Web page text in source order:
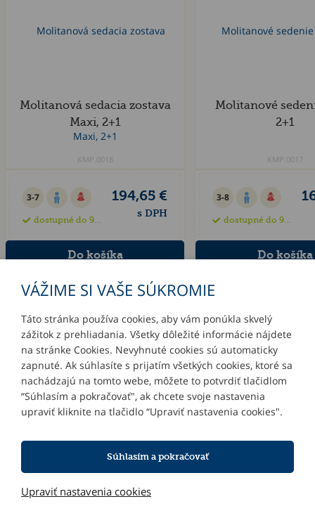
Molitanová sedacia zostava
Maxi, 2+1
KMP.0018
3-7
dostupné do 90 dní
194,65 €
s DPH
Molitanové
2+1
KMP.0017
3-8
dostupné do 90 dní
INFORMÁCIE
MÔJ ÚČET
NOVINKY E-MAILOM
VÁŽIME SI VAŠE SÚKROMIE
Táto stránka používa cookies, aby vám ponúkla skvelý
zážitok z prehliadania. Všetky dôležité informácie nájdete
na stránke Cookies. Nevyhnuté cookies sú automaticky
zapnuté. Ak súhlasíte s prijatím všetkých cookies, ktoré sa
nachádzajú na tomto webe, môžete to potvrdiť tlačidlom
“Súhlasím a pokračovať", ak chcete svoje nastavenia
upraviť kliknite na tlačidlo “Upraviť nastavenia cookies".
Súhlasím a pokračovať
Upraviť nastavenia cookies